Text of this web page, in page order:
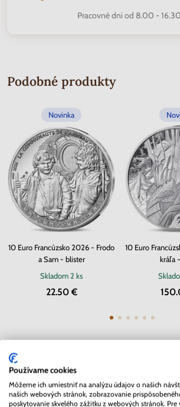
Pracovné dni od 8.00 -
Podobné produkty
Novinka
10 Euro Francúzsko 2026 - Frodo
a Sam - blister
Skladom2 ks
22.50 €
10 Euro
kráľa
Mohlo by Vás zaujímať
Používame cookies
Môžeme ich umiestniť na analýzu údajov o našich
našich webových stránok, zobrazovanie
poskytovanie skvelého zážitku z webových stránok.